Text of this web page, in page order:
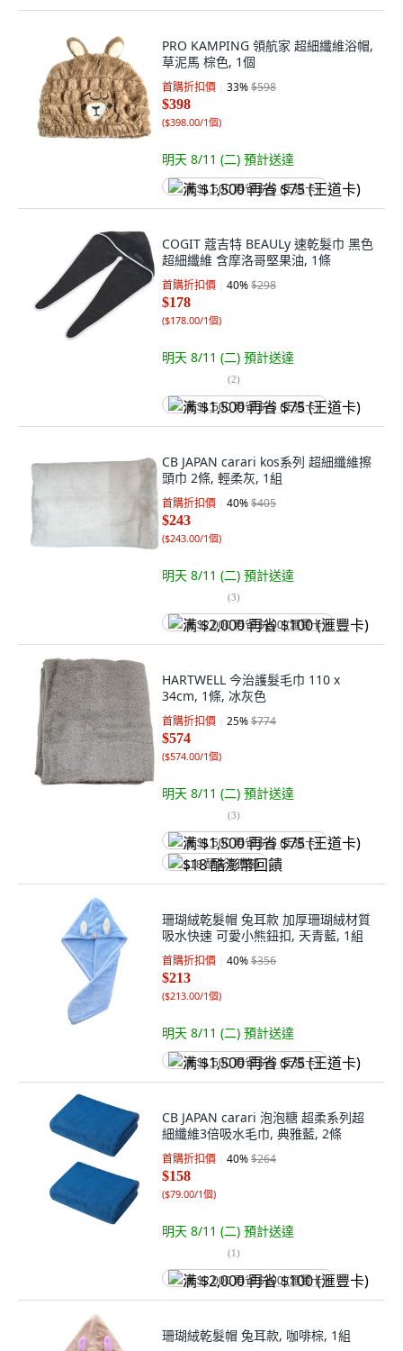
PRO KAMPING 領航家 超細纖維浴帽,
草泥馬 棕色, 1個
首購折扣價 33%$598
$398
($398.00/1個)
明天 8/11 (二) 預計送達
满 $1,500 再省 $75 (王道卡)
COGIT 蔻吉特 BEAULy 速乾髮巾 黑色
超細纖維 含摩洛哥堅果油, 1條
首購折扣價 40%$298
$178
($178.00/1個)
明天 8/11 (二) 預計送達
(2)
满 $1,500 再省 $75 (王道卡)
CB JAPAN carari kos系列 超細纖維擦
頭巾 2條, 輕柔灰, 1組
首購折扣價 40%$405
$243
($243.00/1個)
明天 8/11 (二) 預計送達
(3)
满 $2,000 再省 $100 (滙豐卡)
HARTWELL 今治護髮毛巾 110 x
34cm, 1條, 冰灰色
首購折扣價 25%$774
$574
($574.00/1個)
明天 8/11 (二) 預計送達
(3)
满 $1,500 再省 $75 (王道卡)
$18 酷澎幣回饋
珊瑚絨乾髮帽 兔耳款 加厚珊瑚絨材質
吸水快速 可愛小熊鈕扣, 天青藍, 1組
首購折扣價 40%$356
$213
($213.00/1個)
明天 8/11 (二) 預計送達
满 $1,500 再省 $75 (王道卡)
CB JAPAN carari 泡泡糖 超柔系列超
細纖維3倍吸水毛巾, 典雅藍, 2條
首購折扣價 40%$264
$158
($79.00/1個)
明天 8/11 (二) 預計送達
(1)
满 $2,000 再省 $100 (滙豐卡)
珊瑚絨乾髮帽 兔耳款, 咖啡棕, 1組